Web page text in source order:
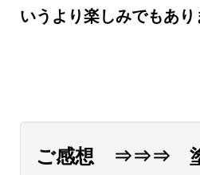
いうより楽しみでもあり
ご感想 ⇒⇒⇒ 塗